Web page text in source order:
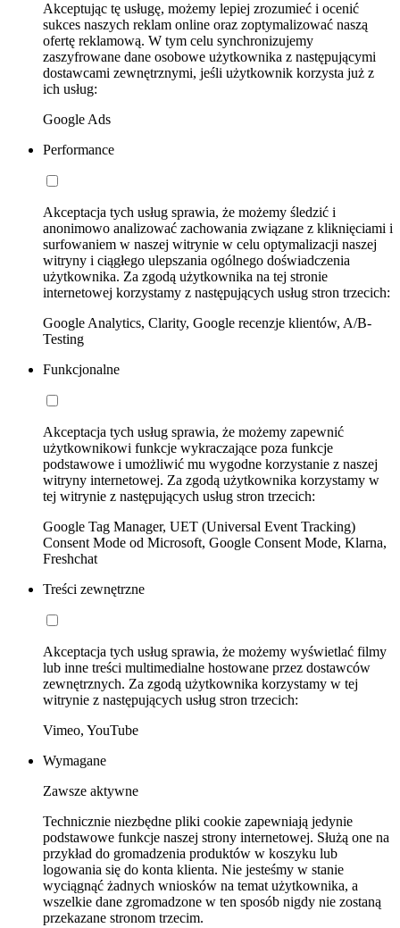
Akceptując tę usługę, możemy lepiej zrozumieć i ocenić
sukces naszych reklam online oraz zoptymalizować naszą
ofertę reklamową. W tym celu synchronizujemy
zaszyfrowane dane osobowe użytkownika z następującymi
dostawcami zewnętrznymi, jeśli użytkownik korzysta już z
ich usług:
Google Ads
Performance
Akceptacja tych usług sprawia, że możemy śledzić i
anonimowo analizować zachowania związane z kliknięciami i
surfowaniem w naszej witrynie w celu optymalizacji naszej
witryny i ciągłego ulepszania ogólnego doświadczenia
użytkownika. Za zgodą użytkownika na tej stronie
internetowej korzystamy z następujących usług stron trzecich:
Google Analytics, Clarity, Google recenzje klientów, A/B-
Testing
Funkcjonalne
Akceptacja tych usług sprawia, że możemy zapewnić
użytkownikowi funkcje wykraczające poza funkcje
podstawowe i umożliwić mu wygodne korzystanie z naszej
witryny internetowej. Za zgodą użytkownika korzystamy w
tej witrynie z następujących usług stron trzecich:
Google Tag Manager, UET (Universal Event Tracking)
Consent Mode od Microsoft, Google Consent Mode, Klarna,
Freshchat
Treści zewnętrzne
Akceptacja tych usług sprawia, że możemy wyświetlać filmy
lub inne treści multimedialne hostowane przez dostawców
zewnętrznych. Za zgodą użytkownika korzystamy w tej
witrynie z następujących usług stron trzecich:
Vimeo, YouTube
Wymagane
Zawsze aktywne
Technicznie niezbędne pliki cookie zapewniają jedynie
podstawowe funkcje naszej strony internetowej. Służą one na
przykład do gromadzenia produktów w koszyku lub
logowania się do konta klienta. Nie jesteśmy w stanie
wyciągnąć żadnych wniosków na temat użytkownika, a
wszelkie dane zgromadzone w ten sposób nigdy nie zostaną
przekazane stronom trzecim.